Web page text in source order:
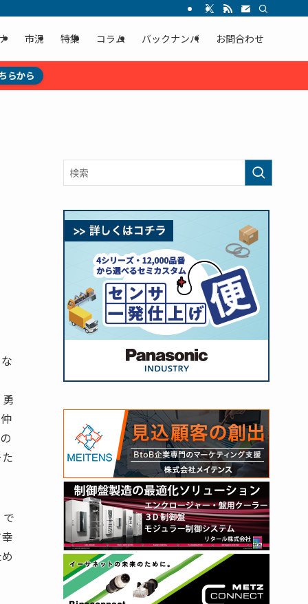
市況 特集 コラム バックナンバ お問合わせ
らから